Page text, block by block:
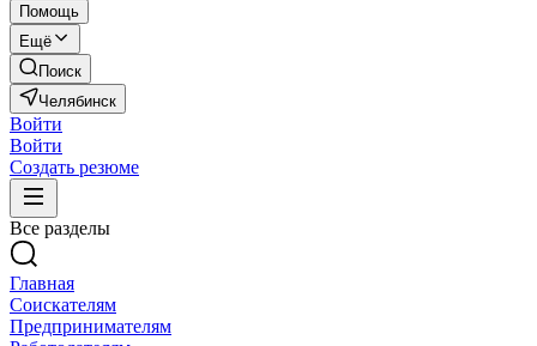
Помощь
Ещё
Поиск
Челябинск
Войти
Войти
Создать резюме
Все разделы
Главная
Соискателям
Предпринимателям